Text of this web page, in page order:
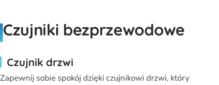
Czujniki bezprzewodowe
Czujnik drzwi
Zapewnij sobie spokój dzięki czujnikowi drzwi, który